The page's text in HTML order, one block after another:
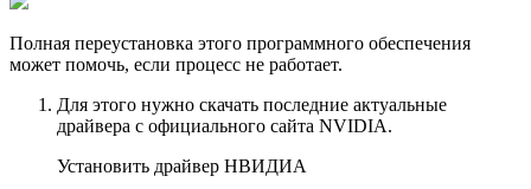
Полная переустановка этого программного обеспечения
может помочь, если процесс не работает.
Для этого нужно скачать последние актуальные
драйвера с официального сайта NVIDIA.
Установить драйвер НВИДИА